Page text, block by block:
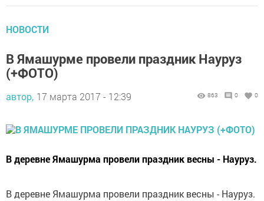
НОВОСТИ
В Ямашурме провели праздник Науруз
(+ФОТО)
автор, 17 марта 2017 - 12:39 863 0 0
В деревне Ямашурма провели праздник весны - Науруз.
В деревне Ямашурма провели праздник весны - Науруз.